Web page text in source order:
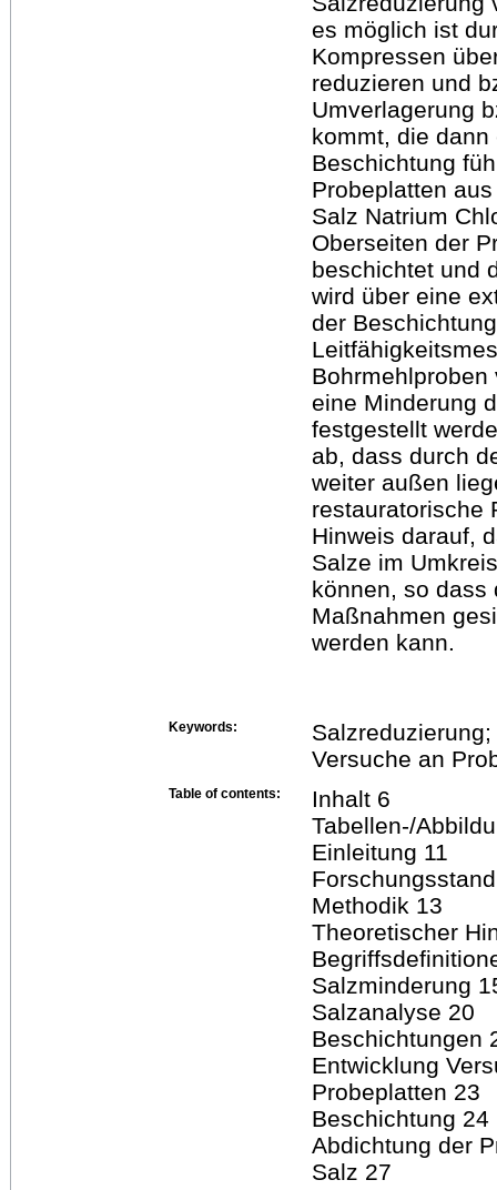
es möglich ist
Kompressen
reduzieren und
Umverlagerung
kommt, die
Beschichtung
Probeplatten
Salz Natrium
Oberseiten der
beschichtet und
wird über eine
der
eine Minderung
festgestellt
ab, dass durch
weiter außen
restauratorische
Hinweis darauf,
Salze im
können, so dass
Maßnahmen
werden kann.
Keywords:
Versuche an
Table of contents:
Inhalt 6
Tabellen-/
Einleitung 11
Methodik 13
Theoretischer
Salzminderung
Salzanalyse 20
Beschichtungen
Entwicklung
Probeplatten 23
Beschichtung 24
Abdichtung der
Salz 27